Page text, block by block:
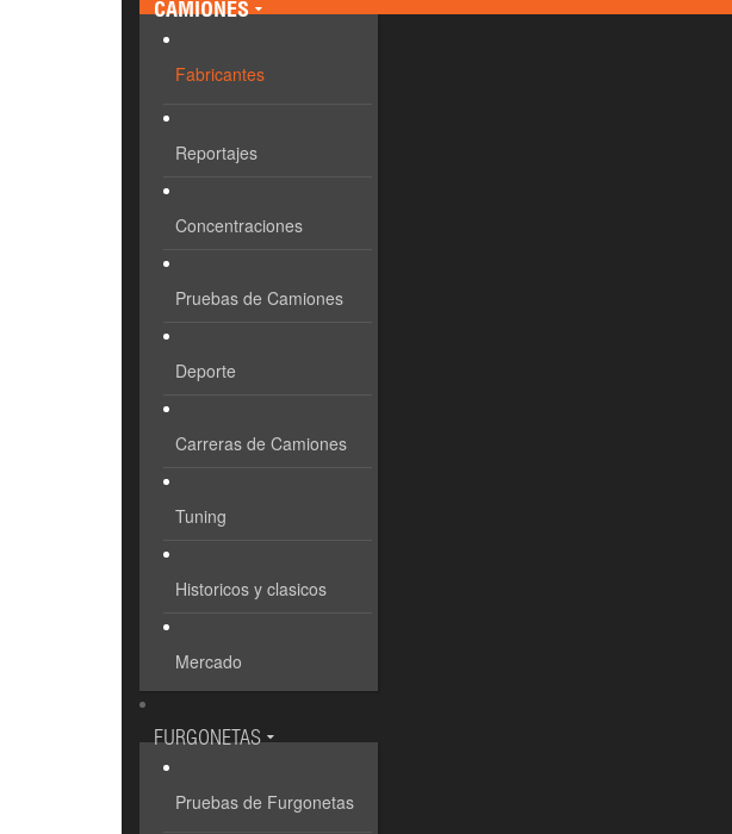
CAMIONES
Fabricantes
Reportajes
Concentraciones
Pruebas de Camiones
Deporte
Carreras de Camiones
Tuning
Historicos y clasicos
Mercado
FURGONETAS
Pruebas de Furgonetas